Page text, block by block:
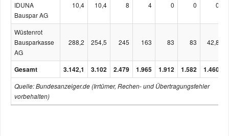
Quelle: Bundesanzeiger.de (Irrtümer, Rechen- und Übertragungsfehler
vorbehalten)
IDUNA
Bauspar AG
10,4 10,4 8 4 0 0 0
Wüstenrot
Bausparkasse
AG
288,2 254,5 245 163 83 83 42,8
Gesamt 3.142,1 3.102 2.479 1.965 1.912 1.582 1.460